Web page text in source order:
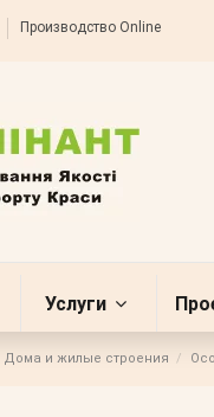
Производство Online
Услуги
Дома и жилые строения